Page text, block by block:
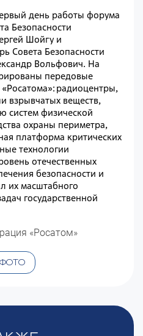
день работы форума
Безопасности
Шойгу и
Совета Безопасности
Вольфович. На
передовые
радиоцентры,
взрывчатых веществ,
систем физической
охраны периметра,
платформа критических
технологии
отечественных
безопасности и
их масштабного
государственной
«Росатом»
ФОТО